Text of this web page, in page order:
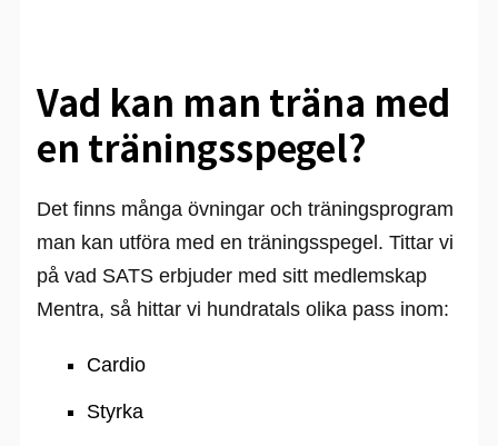
Vad kan man träna med
en träningsspegel?
Det finns många övningar och träningsprogram
man kan utföra med en träningsspegel. Tittar vi
på vad SATS erbjuder med sitt medlemskap
Mentra, så hittar vi hundratals olika pass inom:
Cardio
Styrka